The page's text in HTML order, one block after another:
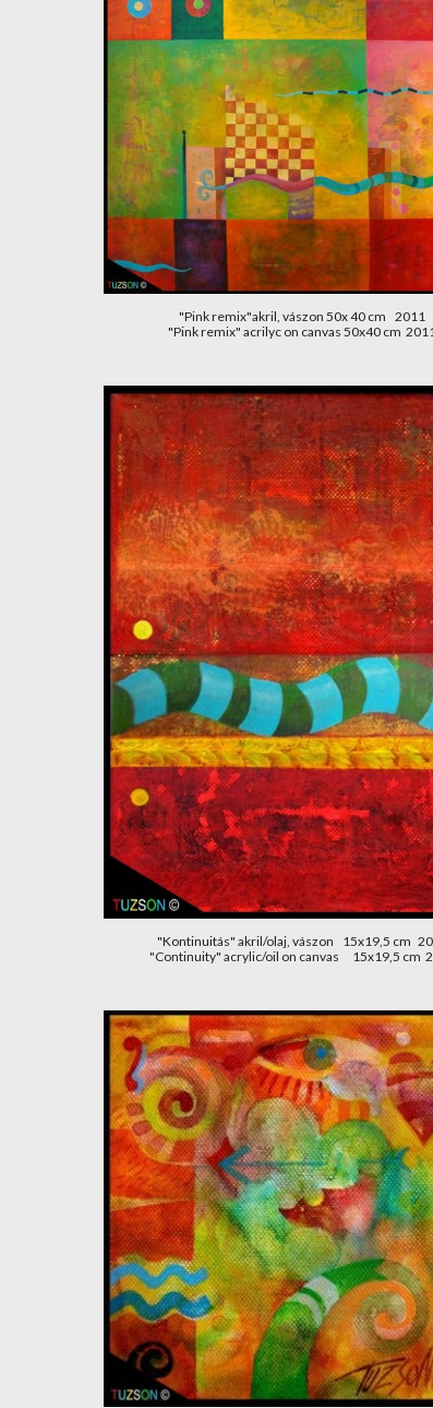
"Pink remix"akril, vászon 50x 40 cm    2011
"Pink remix" acrilyc on canvas 50x40 cm
"Kontinuitás" akril/olaj, vászon    15x19,5 cm
"Continuity" acrylic/oil on canvas      15x19,5 cm